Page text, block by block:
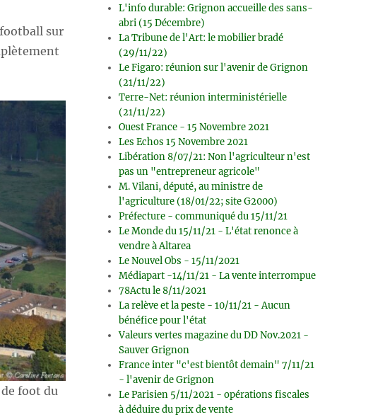
sur
foot du
L'info durable: Grignon accueille des sans-
abri (15 Décembre)
La Tribune de l'Art: le mobilier bradé
(29/11/22)
Le Figaro: réunion sur l'avenir de Grignon
(21/11/22)
Terre-Net: réunion interministérielle
(21/11/22)
Ouest France - 15 Novembre 2021
Les Echos 15 Novembre 2021
Libération 8/07/21: Non l'agriculteur n'est
pas un "entrepreneur agricole"
M. Vilani, député, au ministre de
l'agriculture (18/01/22; site G2000)
Préfecture - communiqué du 15/11/21
Le Monde du 15/11/21 - L'état renonce à
vendre à Altarea
Le Nouvel Obs - 15/11/2021
Médiapart -14/11/21 - La vente interrompue
78Actu le 8/11/2021
La relève et la peste - 10/11/21 - Aucun
bénéfice pour l'état
Valeurs vertes magazine du DD Nov.2021 -
Sauver Grignon
France inter "c'est bientôt demain" 7/11/21
- l'avenir de Grignon
Le Parisien 5/11/2021 - opérations fiscales
à déduire du prix de vente